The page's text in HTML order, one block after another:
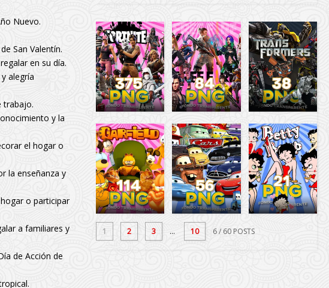
Nuevo.
San Valentín.
en su día.
alegría
trabajo.
y la
el hogar o
la enseñanza y
o participar
a familiares y
de Acción de
1 2 3 ... 10 6/ 60 POSTS